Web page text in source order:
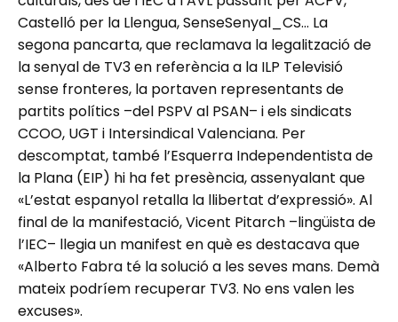
Castelló per la Llengua, SenseSenyal_CS… La
segona pancarta, que reclamava la legalització de
la senyal de TV3 en referència a la ILP Televisió
sense fronteres, la portaven representants de
partits polítics –del PSPV al PSAN– i els sindicats
CCOO, UGT i Intersindical Valenciana. Per
descomptat, també l’Esquerra Independentista de
la Plana (EIP) hi ha fet presència, assenyalant que
«L’estat espanyol retalla la llibertat d’expressió». Al
final de la manifestació, Vicent Pitarch –lingüista de
l’IEC– llegia un manifest en què es destacava que
«Alberto Fabra té la solució a les seves mans. Demà
mateix podríem recuperar TV3. No ens valen les
excuses».